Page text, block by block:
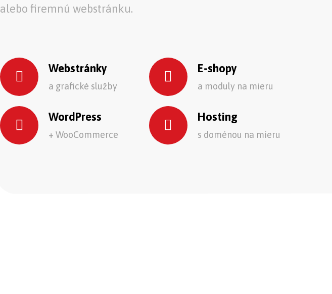
alebo firemnú webstránku.
Webstránky
a grafické služby
E-shopy
a moduly na mieru
WordPress
+ WooCommerce
Hosting
s doménou na mieru